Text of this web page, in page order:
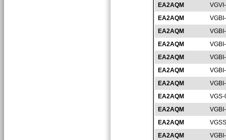
EA2AQM
EA2AQM
EA2AQM
EA2AQM
EA2AQM
EA2AQM
EA2AQM
EA2AQM
EA2AQM
EA2AQM
EA2AQM